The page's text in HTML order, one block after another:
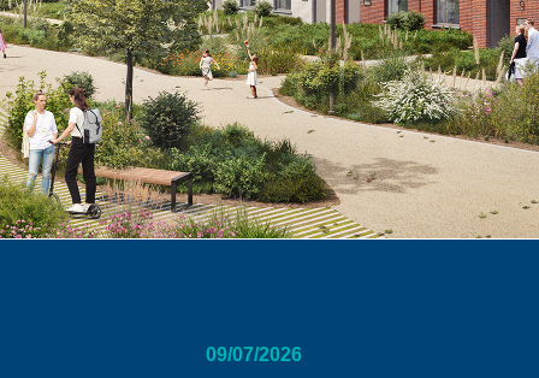
09/07/2026